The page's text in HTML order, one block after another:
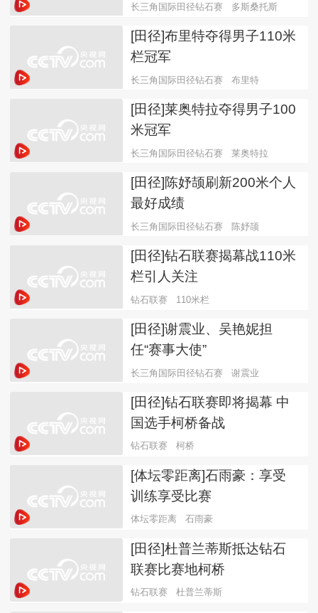
长三角国际田径钻石赛 多斯桑托斯
[田径]布里特夺得男子110米
栏冠军
长三角国际田径钻石赛 布里特
[田径]莱奥特拉夺得男子100
米冠军
长三角国际田径钻石赛 莱奥特拉
[田径]陈妤颉刷新200米个人
最好成绩
长三角国际田径钻石赛 陈妤颉
[田径]钻石联赛揭幕战110米
栏引人关注
钻石联赛 110米栏
[田径]谢震业、吴艳妮担
任“赛事大使”
长三角国际田径钻石赛 谢震业
[田径]钻石联赛即将揭幕 中
国选手柯桥备战
钻石联赛 柯桥
[体坛零距离]石雨豪：享受
训练享受比赛
体坛零距离 石雨豪
[田径]杜普兰蒂斯抵达钻石
联赛比赛地柯桥
钻石联赛 杜普兰蒂斯